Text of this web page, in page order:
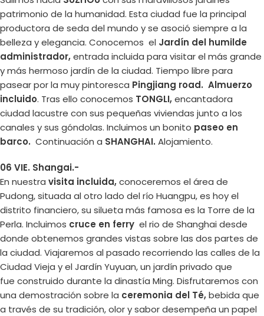
patrimonio de la humanidad. Esta ciudad fue la principal
productora de seda del mundo y se asoció siempre a la
belleza y elegancia. Conocemos el Jardín del humilde
administrador,entrada incluida para visitar el más grande
y más hermoso jardín de la ciudad. Tiempo libre para
pasear por la muy pintoresca Pingjiang road. Almuerzo
incluido. Tras ello conocemos TONGLI,encantadora
ciudad lacustre con sus pequeñas viviendas junto a los
canales y sus góndolas. Incluimos un bonito paseo en
barco. Continuación a SHANGHAI. Alojamiento.
06 VIE. Shangai.-
En nuestra visita incluida,conoceremos el área de
Pudong, situada al otro lado del río Huangpu, es hoy el
distrito financiero, su silueta más famosa es la Torre de la
Perla. Incluimos cruce en ferry el rio de Shanghai desde
donde obtenemos grandes vistas sobre las dos partes de
la ciudad. Viajaremos al pasado recorriendo las calles de la
Ciudad Vieja y el Jardín Yuyuan, un jardín privado que
fue construido durante la dinastía Ming. Disfrutaremos con
una demostración sobre la ceremonia del Té,bebida que
a través de su tradición, olor y sabor desempeña un papel